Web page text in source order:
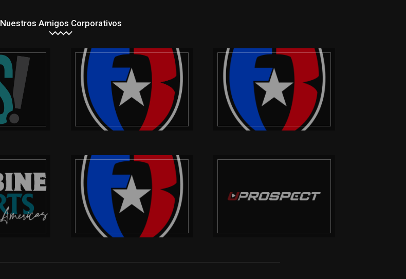
Nuestros Amigos Corporativos